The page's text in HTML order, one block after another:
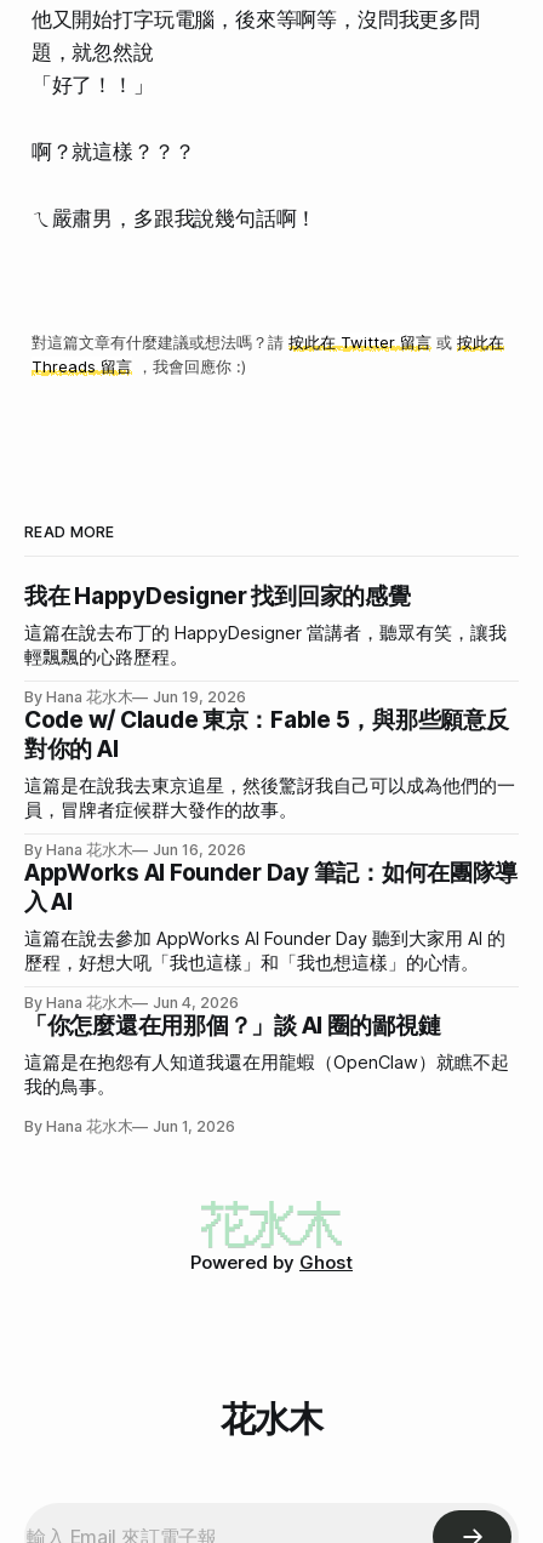
他又開始打字玩電腦，後來等啊等，沒問我更多問
題，就忽然說
「好了！！」
啊？就這樣？？？
ㄟ嚴肅男，多跟我說幾句話啊！
對這篇文章有什麼建議或想法嗎？請 按此在 Twitter 留言或 按此在
Threads 留言，我會回應你 :)
READ MORE
我在 HappyDesigner 找到回家的感覺
這篇在說去布丁的 HappyDesigner 當講者，聽眾有笑，讓我
輕飄飄的心路歷程。
By Hana 花水木 Jun 19, 2026
Code w/ Claude 東京：Fable 5，與那些願意反
對你的 AI
這篇是在說我去東京追星，然後驚訝我自己可以成為他們的一
員，冒牌者症候群大發作的故事。
By Hana 花水木 Jun 16, 2026
AppWorks AI Founder Day 筆記：如何在團隊導
入 AI
這篇在說去參加 AppWorks AI Founder Day 聽到大家用 AI 的
歷程，好想大吼「我也這樣」和「我也想這樣」的心情。
By Hana 花水木 Jun 4, 2026
「你怎麼還在用那個？」談 AI 圈的鄙視鏈
這篇是在抱怨有人知道我還在用龍蝦（OpenClaw）就瞧不起
我的鳥事。
By Hana 花水木 Jun 1, 2026
Powered by Ghost
花水木